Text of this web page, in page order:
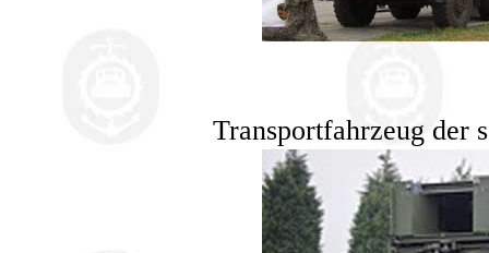
Transportfahrzeug der